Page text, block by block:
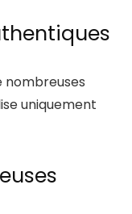
nombreuses
uniquement